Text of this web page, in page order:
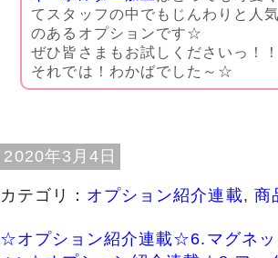
てスタッフの中でもじんわりと人気
のあるオプションです☆
ぜひ皆さまもお試しくださいっ！！
それでは！わかばでした～☆
2020年3月4日
カテゴリ： オプション紹介連載, 商
☆オプション紹介連載☆6.マグネ